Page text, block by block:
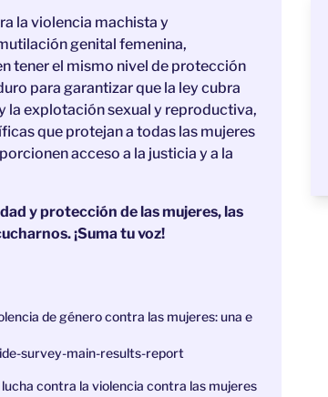
la violencia machista y
genital femenina,
tener el mismo nivel de protección
para garantizar que la ley cubra
la explotación sexual y reproductiva,
que protejan a todas las mujeres
acceso a la justicia y a la
y protección de las mujeres, las
¡Suma tu voz!
de género contra las mujeres: una e
survey-main-results-report
contra la violencia contra las mujeres